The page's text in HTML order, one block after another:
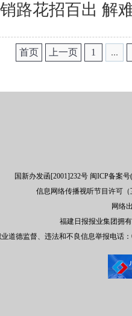
路花招百出 解
首页 上一页 1 ...